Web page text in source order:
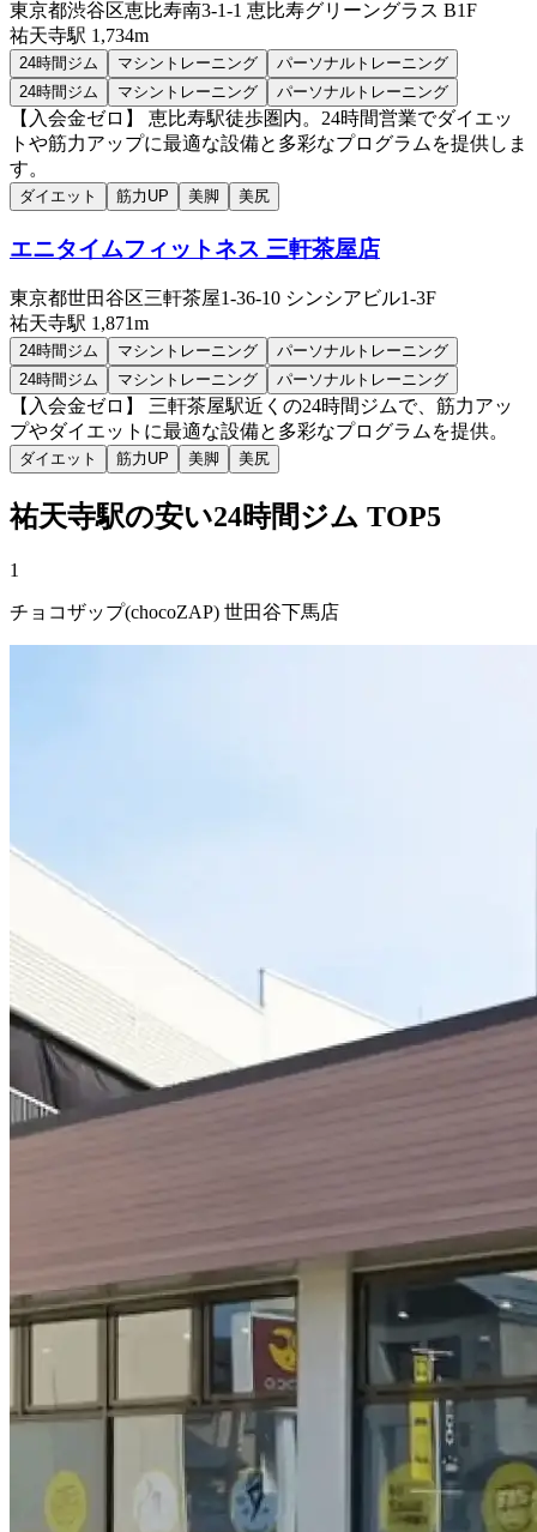
東京都渋谷区恵比寿南3-1-1 恵比寿グリーングラス B1F
祐天寺駅 1,734m
24時間ジム マシントレーニング
パーソナルトレーニング
24時間ジム
マシントレーニング パーソナルトレーニング
【入会金ゼロ】 恵比寿駅徒歩圏内。24時間営業でダイエッ
トや筋力アップに最適な設備と多彩なプログラムを提供しま
す。
ダイエット 筋力UP 美脚 美尻
エニタイムフィットネス 三軒茶屋店
東京都世田谷区三軒茶屋1-36-10 シンシアビル1-3F
祐天寺駅 1,871m
24時間ジム マシントレーニング
パーソナルトレーニング
24時間ジム
マシントレーニング パーソナルトレーニング
【入会金ゼロ】 三軒茶屋駅近くの24時間ジムで、筋力アッ
プやダイエットに最適な設備と多彩なプログラムを提供。
ダイエット 筋力UP 美脚 美尻
祐天寺駅の安い24時間ジム TOP5
1
チョコザップ(chocoZAP) 世田谷下馬店